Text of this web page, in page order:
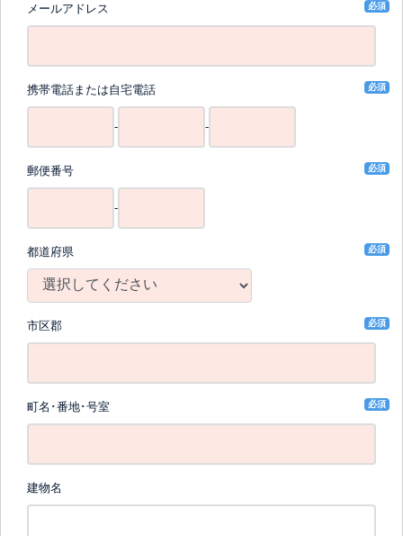
メールアドレス 必須
携帯電話または自宅電話 必須
- -
郵便番号 必須
-
都道府県 必須
市区郡 必須
町名･番地･号室 必須
建物名